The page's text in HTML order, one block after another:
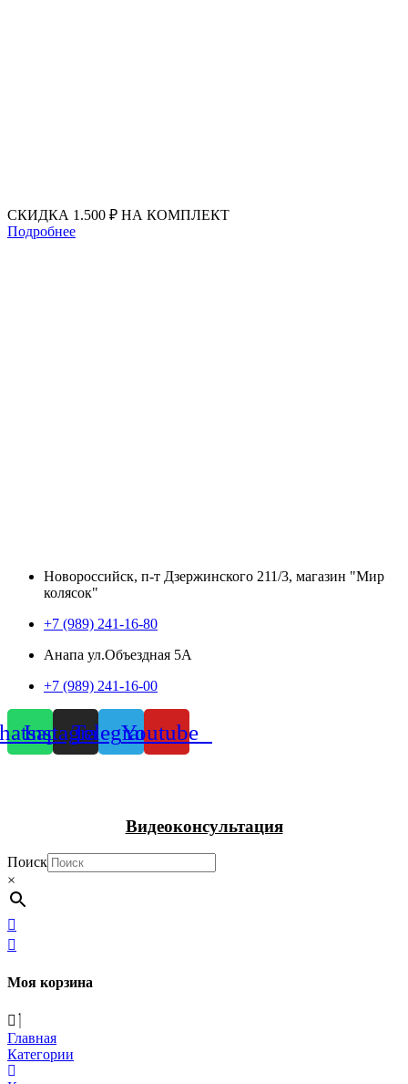
СКИДКА 1.500 ₽ НА КОМПЛЕКТ
Подробнее
Новороссийск, п-т Дзержинского 211/3, магазин "Мир
колясок"
+7 (989) 241-16-80
Анапа ул.Объездная 5А
+7 (989) 241-16-00
InstagramTelegramYoutube
Видеоконсультация
Поиск
×
Моя корзина
Главная
Категории